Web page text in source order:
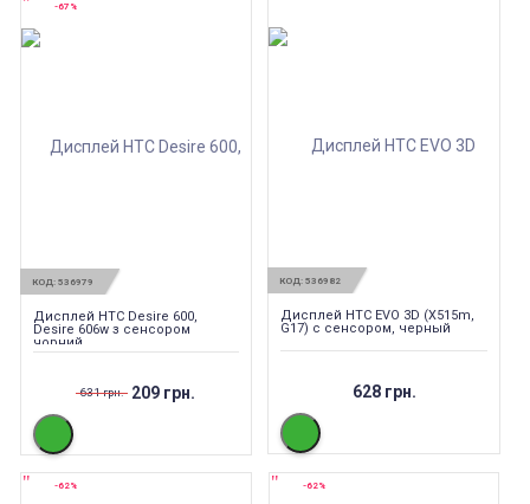
КОД: 536979
-67%
Дисплей HTC Desire 600,
Desire 606w з сенсором
чорний
631 грн. 209 грн.
КОД: 536982
Дисплей HTC EVO 3D (X515m,
G17) с сенсором, черный
628 грн.
-62% -62%